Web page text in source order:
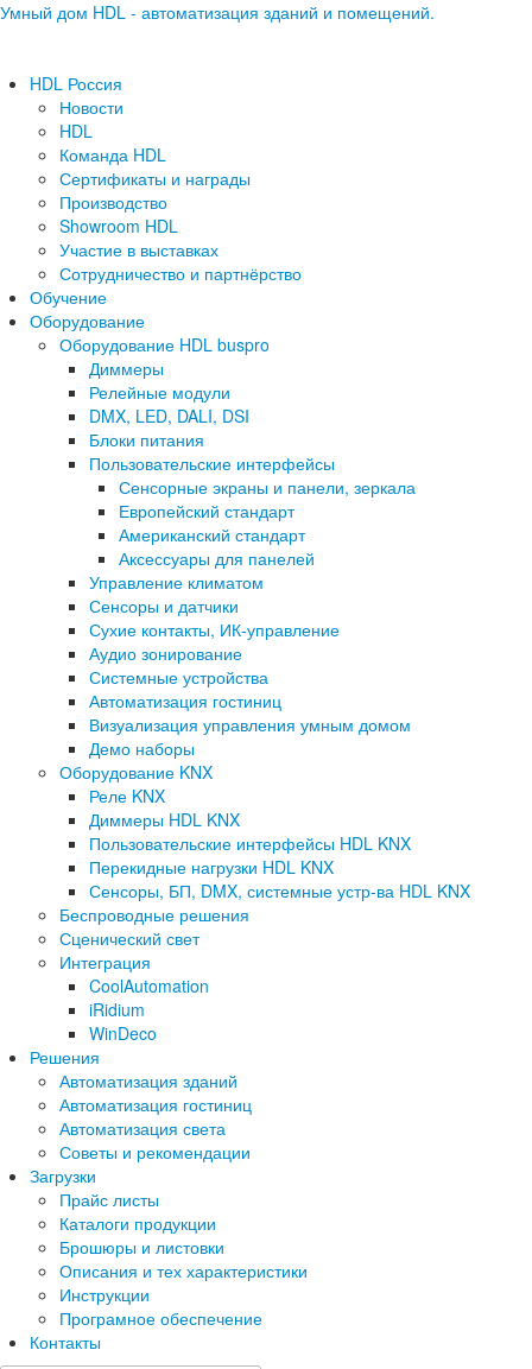
Умный дом HDL - автоматизация зданий и помещений.
HDL Россия
Новости
HDL
Команда HDL
Сертификаты и награды
Производство
Showroom HDL
Участие в выставках
Сотрудничество и партнёрство
Обучение
Оборудование
Оборудование HDL buspro
Диммеры
Релейные модули
DMX, LED, DALI, DSI
Блоки питания
Пользовательские интерфейсы
Сенсорные экраны и панели, зеркала
Европейский стандарт
Американский стандарт
Аксессуары для панелей
Управление климатом
Сенсоры и датчики
Сухие контакты, ИК-управление
Аудио зонирование
Системные устройства
Автоматизация гостиниц
Визуализация управления умным домом
Демо наборы
Оборудование KNX
Реле KNX
Диммеры HDL KNX
Пользовательские интерфейсы HDL KNX
Перекидные нагрузки HDL KNX
Сенсоры, БП, DMX, системные устр-ва HDL KNX
Беспроводные решения
Сценический свет
Интеграция
CoolAutomation
iRidium
WinDeco
Решения
Автоматизация зданий
Автоматизация гостиниц
Автоматизация света
Советы и рекомендации
Загрузки
Прайс листы
Каталоги продукции
Брошюры и листовки
Описания и тех характеристики
Инструкции
Програмное обеспечение
Контакты